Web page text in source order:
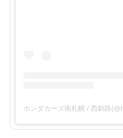
ホンダカーズ南札幌 / 西釧路